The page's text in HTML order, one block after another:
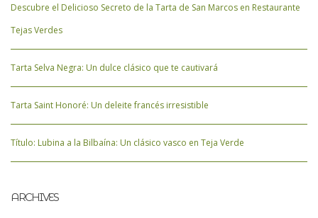
Descubre el Delicioso Secreto de la Tarta de San Marcos en Restaurante
Tejas Verdes
Tarta Selva Negra: Un dulce clásico que te cautivará
Tarta Saint Honoré: Un deleite francés irresistible
Título: Lubina a la Bilbaína: Un clásico vasco en Teja Verde
ARCHIVES